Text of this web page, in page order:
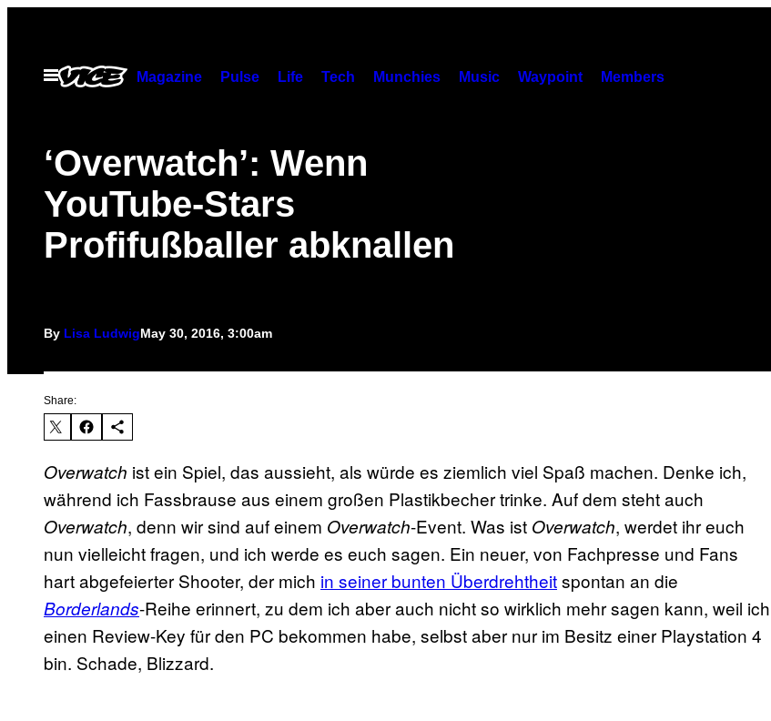
contentOpen
Menu
Magazine Pulse Life Tech Munchies Music Waypoint Members
‘Overwatch’: Wenn
YouTube-Stars
Profifußballer abknallen
By Lisa LudwigMay 30, 2016, 3:00am
Share:
Overwatch ist ein Spiel, das aussieht, als würde es ziemlich viel Spaß machen. Denke ich,
während ich Fassbrause aus einem großen Plastikbecher trinke. Auf dem steht auch
Overwatch, denn wir sind auf einem Overwatch-Event. Was ist Overwatch, werdet ihr euch
nun vielleicht fragen, und ich werde es euch sagen. Ein neuer, von Fachpresse und Fans
hart abgefeierter Shooter, der mich in seiner bunten Überdrehtheitspontan an die
Borderlands-Reihe erinnert, zu dem ich aber auch nicht so wirklich mehr sagen kann, weil ich
einen Review-Key für den PC bekommen habe, selbst aber nur im Besitz einer Playstation 4
bin. Schade, Blizzard.